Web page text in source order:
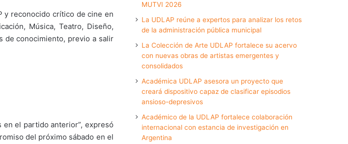
y reconocido crítico de cine en
Música, Teatro, Diseño,
de conocimiento, previo a salir
en el partido anterior”, expresó
del próximo sábado en el
MUTVI 2026
La UDLAP reúne a expertos para analizar los retos
de la administración pública municipal
La Colección de Arte UDLAP fortalece su acervo
con nuevas obras de artistas emergentes y
consolidados
Académica UDLAP asesora un proyecto que
creará dispositivo capaz de clasificar episodios
ansioso-depresivos
Académico de la UDLAP fortalece colaboración
internacional con estancia de investigación en
Argentina